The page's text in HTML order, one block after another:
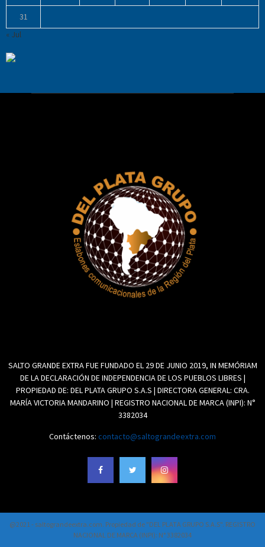
31
« Jul
SALTO GRANDE EXTRA FUE FUNDADO EL 29 DE JUNIO 2019, IN MEMÓRIAM
DE LA DECLARACIÓN DE INDEPENDENCIA DE LOS PUEBLOS LIBRES |
PROPIEDAD DE: DEL PLATA GRUPO S.A.S | DIRECTORA GENERAL: CRA.
MARÍA VICTORIA MANDARINO | REGISTRO NACIONAL DE MARCA (INPI): N°
3382034
Contáctenos: contacto@saltograndeextra.com
@2021 - saltograndeextra.com. Propiedad de "DEL PLATA GRUPO S.A.S". REGISTRO
NACIONAL DE MARCA (INPI): N° 3382034